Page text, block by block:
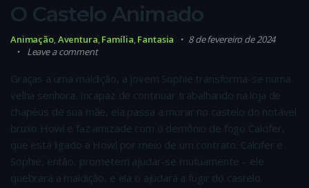
O Castelo Animado
Animação,Aventura,Família,Fantasia
8 de fevereiro de 2024
Leave a comment
Graças a uma maldição, a jovem Sophie transforma-se numa
velha senhora. Incapaz de continuar trabalhando na loja de
chapéus de sua mãe, ela passa a morar no castelo do notável
bruxo Howl e faz amizade com o demônio de fogo Calcifer,
que está ligado a Howl por meio de um contrato. Calcifer e
Sophie, então, prometem ajudar-se mutuamente – ele
quebrará a maldição, e ela o ajudará a fugir do castelo.